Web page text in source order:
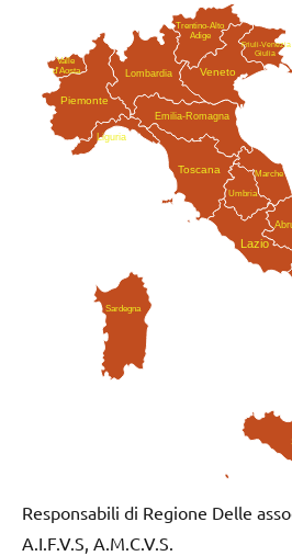
Valle
d'Aosta
Emilia-Romagna
Friuli-Venezia
Giulia
Lazio
Liguria
Lombardia
Marche
Piemonte
Sardegna
Trentino-Alto
Adige
Toscana
Umbria
Veneto
Responsabili di Regione Delle
A.I.F.V.S, A.M.C.V.S.